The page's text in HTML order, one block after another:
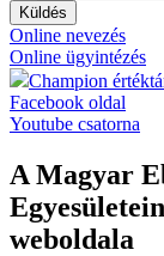
Küldés
Online nevezés
Online ügyintézés
Champion
Facebook oldal
Youtube csatorna
A Magyar
weboldala